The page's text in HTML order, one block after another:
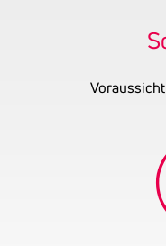
Datum der letzten